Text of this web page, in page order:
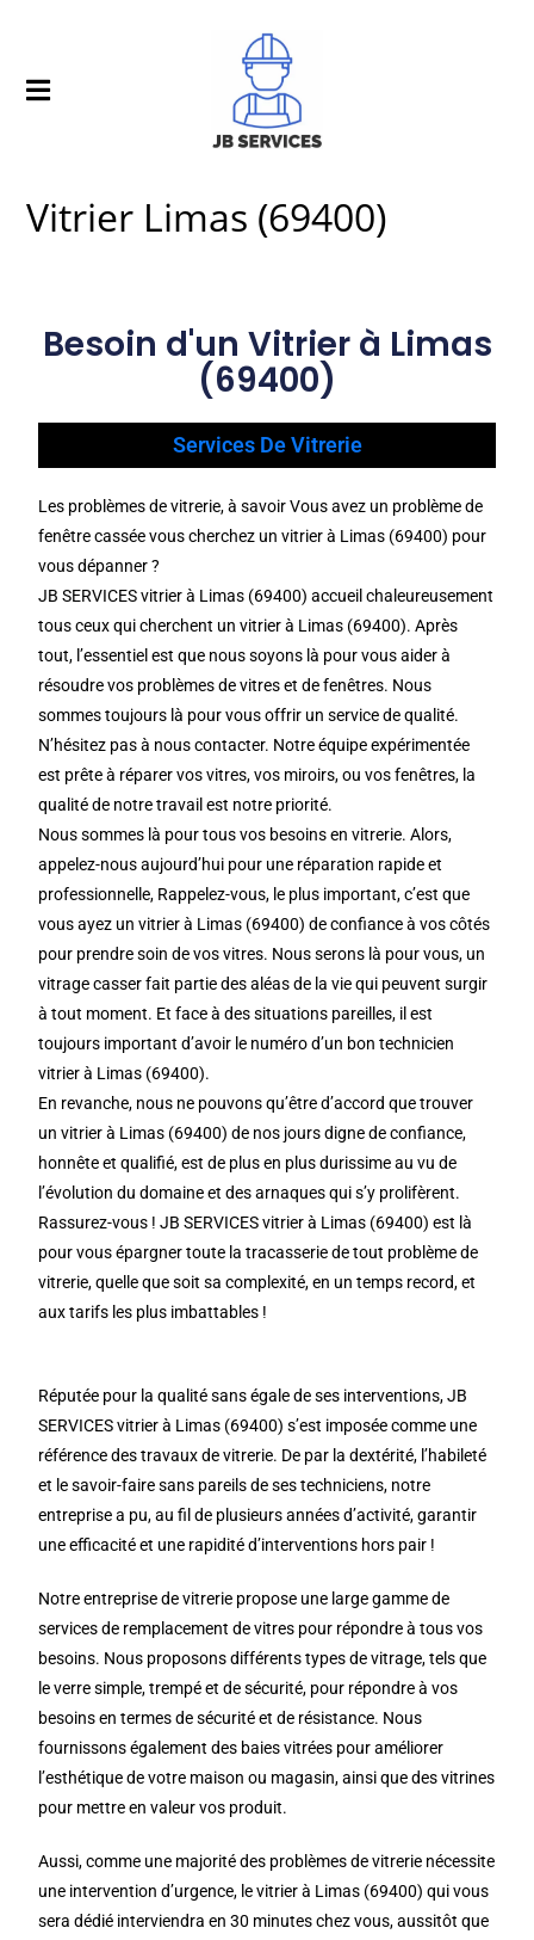
Vitrier Limas (69400)
Besoin d'un Vitrier à Limas
(69400)
Services De Vitrerie
Les problèmes de vitrerie, à savoir Vous avez un problème de
fenêtre cassée vous cherchez un vitrier à Limas (69400) pour
vous dépanner ?
JB SERVICES vitrier à Limas (69400) accueil chaleureusement
tous ceux qui cherchent un vitrier à Limas (69400). Après
tout, l’essentiel est que nous soyons là pour vous aider à
résoudre vos problèmes de vitres et de fenêtres. Nous
sommes toujours là pour vous offrir un service de qualité.
N’hésitez pas à nous contacter. Notre équipe expérimentée
est prête à réparer vos vitres, vos miroirs, ou vos fenêtres, la
qualité de notre travail est notre priorité.
Nous sommes là pour tous vos besoins en vitrerie. Alors,
appelez-nous aujourd’hui pour une réparation rapide et
professionnelle, Rappelez-vous, le plus important, c’est que
vous ayez un vitrier à Limas (69400) de confiance à vos côtés
pour prendre soin de vos vitres. Nous serons là pour vous, un
vitrage casser fait partie des aléas de la vie qui peuvent surgir
à tout moment. Et face à des situations pareilles, il est
toujours important d’avoir le numéro d’un bon technicien
vitrier à Limas (69400).
En revanche, nous ne pouvons qu’être d’accord que trouver
un vitrier à Limas (69400) de nos jours digne de confiance,
honnête et qualifié, est de plus en plus durissime au vu de
l’évolution du domaine et des arnaques qui s’y prolifèrent.
Rassurez-vous ! JB SERVICES vitrier à Limas (69400) est là
pour vous épargner toute la tracasserie de tout problème de
vitrerie, quelle que soit sa complexité, en un temps record, et
aux tarifs les plus imbattables !
Réputée pour la qualité sans égale de ses interventions, JB
SERVICES vitrier à Limas (69400) s’est imposée comme une
référence des travaux de vitrerie. De par la dextérité, l’habileté
et le savoir-faire sans pareils de ses techniciens, notre
entreprise a pu, au fil de plusieurs années d’activité, garantir
une efficacité et une rapidité d’interventions hors pair !
Notre entreprise de vitrerie propose une large gamme de
services de remplacement de vitres pour répondre à tous vos
besoins. Nous proposons différents types de vitrage, tels que
le verre simple, trempé et de sécurité, pour répondre à vos
besoins en termes de sécurité et de résistance. Nous
fournissons également des baies vitrées pour améliorer
l’esthétique de votre maison ou magasin, ainsi que des vitrines
pour mettre en valeur vos produit.
Aussi, comme une majorité des problèmes de vitrerie nécessite
une intervention d’urgence, le vitrier à Limas (69400) qui vous
sera dédié interviendra en 30 minutes chez vous, aussitôt que